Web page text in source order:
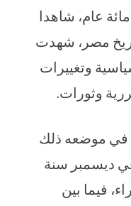
عام، شاهدا
مصر، شهدت
وتغييرات
وثورات.
في موضعه ذلك
ديسمبر سنة
فيما بين